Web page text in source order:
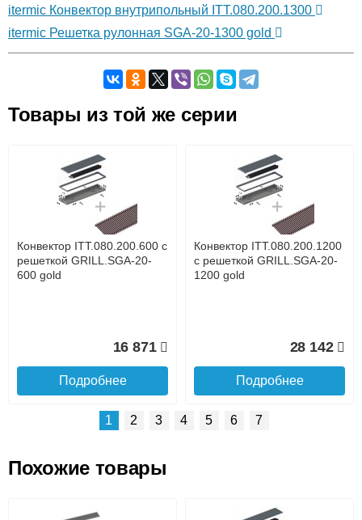
itermic Конвектор внутрипольный ITT.080.200.1300
itermic Решетка рулонная SGA-20-1300 gold
Оставьте отзыв
Доставка сантехники по Москве и Московской области
Наличный расчёт
Банковской картой на сайте в режиме реального
времени
Банковской картой при получении товара как при
доставке, так и самовывозом
Интернет-деньгами (Yandex-деньги, Web-money,
Qiwi-кошельки и другие).
Безналичный расчёт (возможно и с НДС)
Товары из той же серии
Конвектор ITT.080.200.600 с
решеткой GRILL.SGA-20-
600 gold
16 871
Подробнее
Конвектор ITT.080.200.1200
с решеткой GRILL.SGA-20-
1200 gold
28 142
Подробнее
Конвектор ITT.080.200.1000 Конвектор ITT.080.200.900 с
1 2 3 4 5 6 7
Похожие товары